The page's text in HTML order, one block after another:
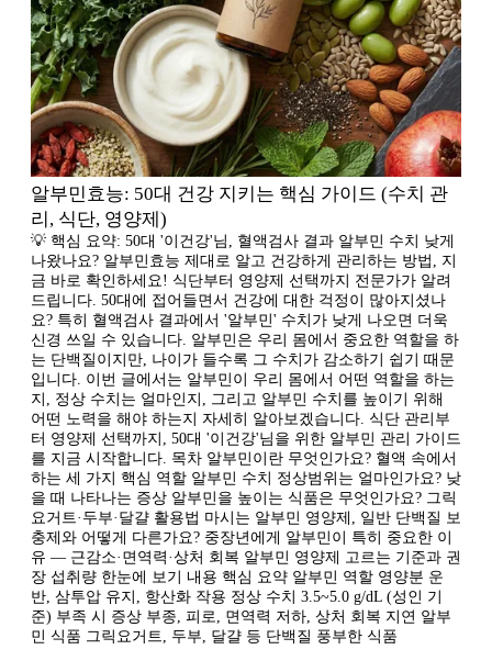
알부민효능: 50대 건강 지키는 핵심 가이드 (수치 관
리, 식단, 영양제)
💡 핵심 요약: 50대 '이건강'님, 혈액검사 결과 알부민 수치 낮게
나왔나요? 알부민효능 제대로 알고 건강하게 관리하는 방법, 지
금 바로 확인하세요! 식단부터 영양제 선택까지 전문가가 알려
드립니다. 50대에 접어들면서 건강에 대한 걱정이 많아지셨나
요? 특히 혈액검사 결과에서 '알부민' 수치가 낮게 나오면 더욱
신경 쓰일 수 있습니다. 알부민은 우리 몸에서 중요한 역할을 하
는 단백질이지만, 나이가 들수록 그 수치가 감소하기 쉽기 때문
입니다. 이번 글에서는 알부민이 우리 몸에서 어떤 역할을 하는
지, 정상 수치는 얼마인지, 그리고 알부민 수치를 높이기 위해
어떤 노력을 해야 하는지 자세히 알아보겠습니다. 식단 관리부
터 영양제 선택까지, 50대 '이건강'님을 위한 알부민 관리 가이드
를 지금 시작합니다. 목차 알부민이란 무엇인가요? 혈액 속에서
하는 세 가지 핵심 역할 알부민 수치 정상범위는 얼마인가요? 낮
을 때 나타나는 증상 알부민을 높이는 식품은 무엇인가요? 그릭
요거트·두부·달걀 활용법 마시는 알부민 영양제, 일반 단백질 보
충제와 어떻게 다른가요? 중장년에게 알부민이 특히 중요한 이
유 — 근감소·면역력·상처 회복 알부민 영양제 고르는 기준과 권
장 섭취량 한눈에 보기 내용 핵심 요약 알부민 역할 영양분 운
반, 삼투압 유지, 항산화 작용 정상 수치 3.5~5.0 g/dL (성인 기
준) 부족 시 증상 부종, 피로, 면역력 저하, 상처 회복 지연 알부
민 식품 그릭요거트, 두부, 달걀 등 단백질 풍부한 식품